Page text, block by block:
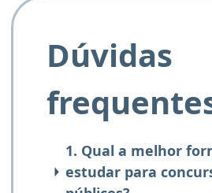
Dúvidas
1. Qual a melhor
estudar para